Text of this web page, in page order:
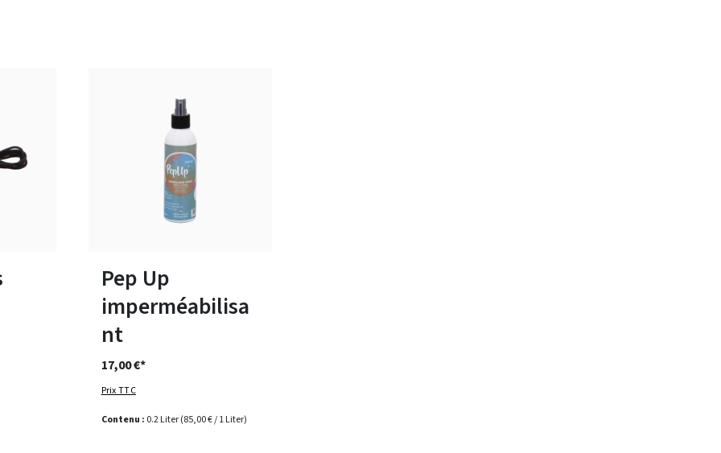
Pep Up
imperméabilisa
nt
Contenu : 0.2 Liter(85,00 € / 1 Liter)
17,00 €*
Prix TTC